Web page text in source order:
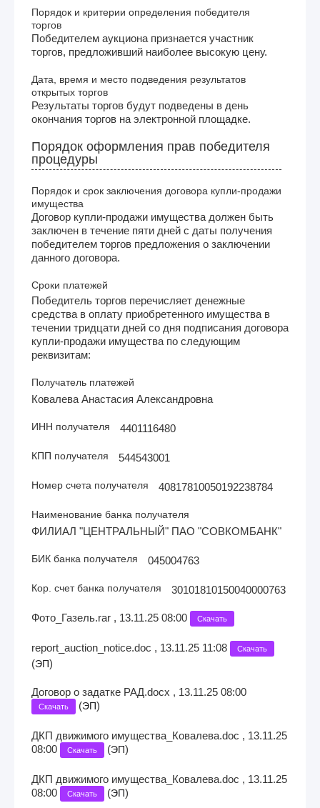
Порядок и критерии определения победителя
торгов
Победителем аукциона признается участник
торгов, предложивший наиболее высокую цену.
Дата, время и место подведения результатов
открытых торгов
Результаты торгов будут подведены в день
окончания торгов на электронной площадке.
Порядок оформления прав победителя
процедуры
Порядок и срок заключения договора купли-продажи
имущества
Договор купли-продажи имущества должен быть
заключен в течение пяти дней с даты получения
победителем торгов предложения о заключении
данного договора.
Сроки платежей
Победитель торгов перечисляет денежные
средства в оплату приобретенного имущества в
течении тридцати дней со дня подписания договора
купли-продажи имущества по следующим
реквизитам:
Получатель платежей
Ковалева Анастасия Александровна
ИНН получателя 4401116480
КПП получателя 544543001
Номер счета получателя 40817810050192238784
Наименование банка получателя
ФИЛИАЛ "ЦЕНТРАЛЬНЫЙ" ПАО "СОВКОМБАНК"
БИК банка получателя 045004763
Кор. счет банка получателя 30101810150040000763
Фото_Газель.rar , 13.11.25 08:00 Скачать
report_auction_notice.doc , 13.11.25 11:08 Скачать
(ЭП)
Договор о задатке РАД.docx , 13.11.25 08:00
Скачать (ЭП)
ДКП движимого имущества_Ковалева.doc , 13.11.25
08:00
Скачать (ЭП)
ДКП движимого имущества_Ковалева.doc , 13.11.25
08:00
Скачать (ЭП)